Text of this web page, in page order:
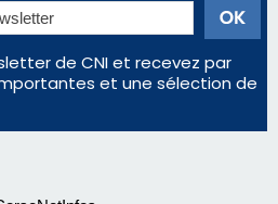
corsenetinfos